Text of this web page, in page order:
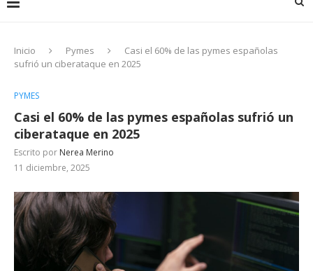
Inicio Pymes
Casi el 60% de las pymes españolas
sufrió un ciberataque en 2025
PYMES
Casi el 60% de las pymes españolas sufrió un
ciberataque en 2025
Escrito por Nerea Merino
11 diciembre, 2025